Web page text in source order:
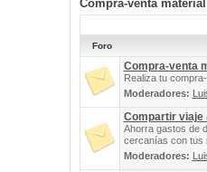
Compra-venta material
Foro
Compra-venta
Realiza tu
Moderadores:
Compartir viaje
Ahorra gastos de
cercanías con tus
Moderadores: